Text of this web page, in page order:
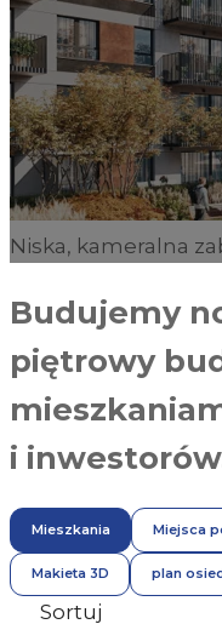
Niska, kameralna
Budujemy
piętrowy
i
Mieszkania Miejsca
Makieta 3D plan
Sortuj